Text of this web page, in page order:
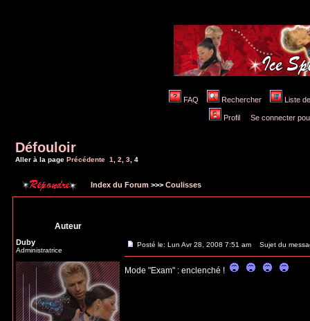
FAQ Rechercher Liste
Profil Se connecter
Défouloir
Aller à la page Précédente 1 2 3 4
Index du Forum >>> Coulisses
Auteur
Duby
Administratrice
Posté le: Lun Avr 28, 2008 7:51 am Sujet du
Mode "Exam" : enclenché !